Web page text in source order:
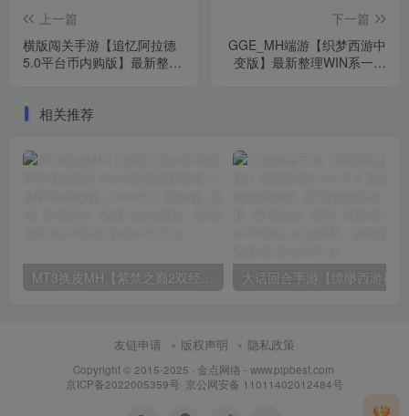
上一篇
横版闯关手游【追忆阿拉德
5.0平台币内购版】最新整理
频教程_新GM管理授权后台
果双端
下一篇
GGE_MH端游【织梦西游中
变版】最新整理WIN系一键
相关推荐
MT3换皮MH【紫禁之巅2双经脉尊享挂机版】2025最新整理单机一键即玩镜像端_Linux手工服务端_源码_管理后台_教程
友链申请 版权声明 隐私政策
Copyright © 2015-2025 · 金点网络 - www.pipbest.com
京ICP备2022005359号· 京公网安备 11011402012484号